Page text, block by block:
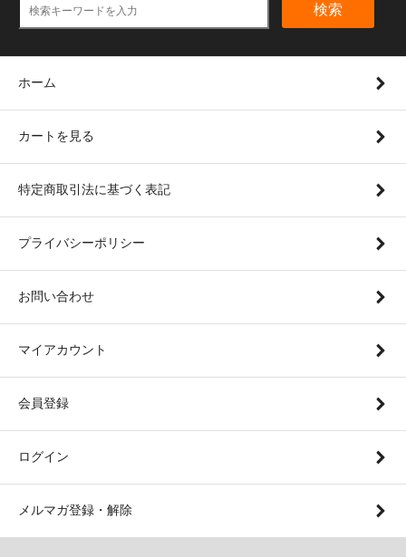
検索
ホーム
カートを見る
特定商取引法に基づく表記
プライバシーポリシー
お問い合わせ
マイアカウント
会員登録
ログイン
メルマガ登録・解除